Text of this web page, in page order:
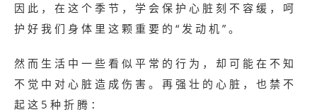
因此，在这个季节，学会保护心脏刻不容缓，呵
护好我们身体里这颗重要的“发动机”。
然而生活中一些看似平常的行为，却可能在不知
不觉中对心脏造成伤害。再强壮的心脏，也禁不
起这5种折腾：